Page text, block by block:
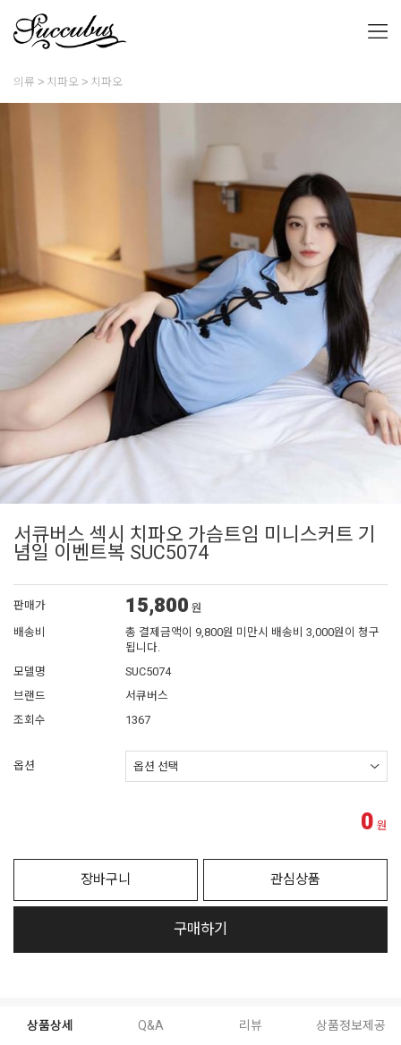
의류 치파오 치파오
서큐버스 섹시 치파오 가슴트임 미니스커트 기
념일 이벤트복 SUC5074
판매가 15,800 원
배송비
총 결제금액이 9,800원 미만시 배송비 3,000원이 청구
됩니다.
모델명
SUC5074
브랜드
서큐버스
조회수
1367
옵션
0 원
장바구니 관심상품
구매하기
상품상세 Q&A 리뷰 상품정보제공